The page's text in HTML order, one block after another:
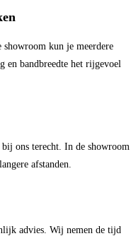
showroom kun je meerdere
en bandbreedte het rijgevoel
ons terecht. In de showroom
afstanden.
advies. Wij nemen de tijd